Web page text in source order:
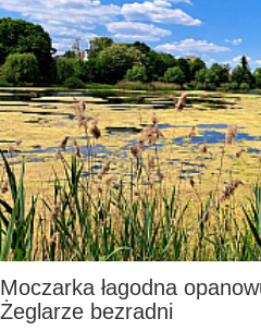
Moczarka łagodna
Żeglarze bezradni